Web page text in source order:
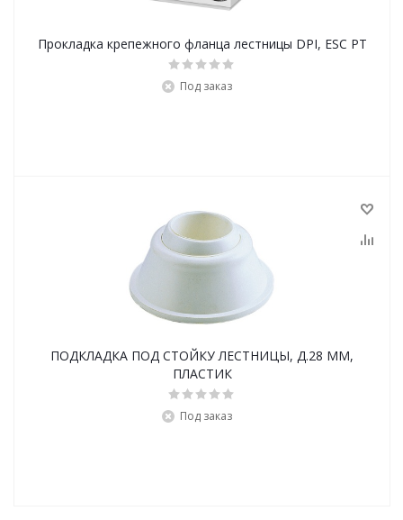
Прокладка крепежного фланца лестницы DPI, ESC PT
Под заказ
ПОДКЛАДКА ПОД СТОЙКУ ЛЕСТНИЦЫ, Д.28 ММ,
ПЛАСТИК
Под заказ